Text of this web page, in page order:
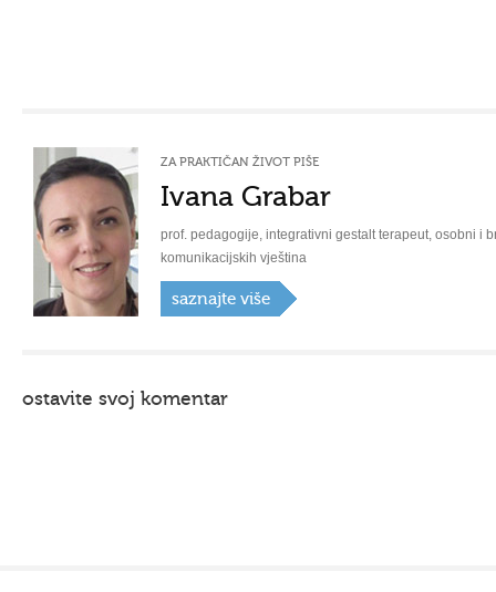
ZA PRAKTIČAN ŽIVOT PIŠE
Ivana Grabar
prof. pedagogije, integrativni gestalt terapeut, osobni i
komunikacijskih vještina
saznajte više
ostavite svoj komentar